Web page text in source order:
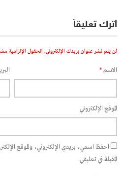
اترك تعليقاً
لن يتم نشر عنوان بريدك الإلكتروني. الحقول الإلزامية
الاسم*
الموقع الإلكتروني
احفظ اسمي، بريدي الإلكتروني، والموقع
المقبلة في تعليقي.